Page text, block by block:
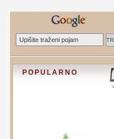
POPULARNO